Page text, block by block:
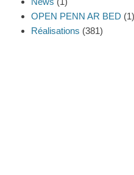
OPEN PENN AR BED (1)
Réalisations (381)